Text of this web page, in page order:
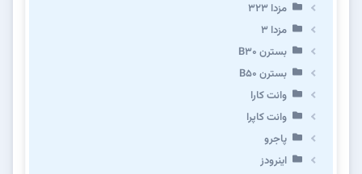
مزدا ۳۲۳
مزدا ۳
بسترن B۳۰
بسترن B۵۰
وانت کارا
وانت کاپرا
پاجرو
اینرودز